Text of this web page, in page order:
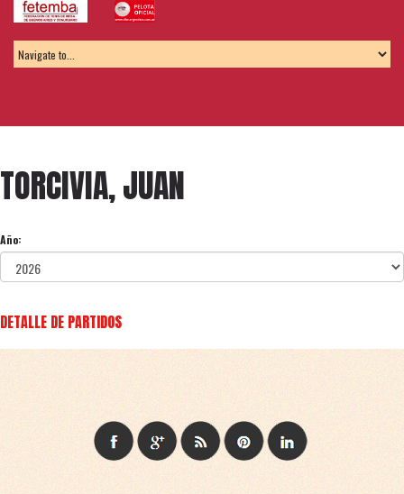
TORCIVIA, JUAN
Año:
DETALLE DE PARTIDOS